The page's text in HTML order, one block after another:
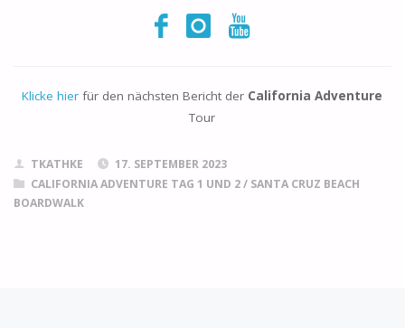
Klicke hier für den nächsten Bericht der California Adventure
Tour
TKATHKE
17. SEPTEMBER 2023
CALIFORNIA ADVENTURE TAG 1 UND 2/ SANTA CRUZ BEACH
BOARDWALK